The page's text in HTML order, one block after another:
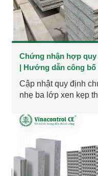
Chứng nhận hợp
| Hướng dẫn công
Cập nhật quy định
nhẹ ba lớp xen kẹp